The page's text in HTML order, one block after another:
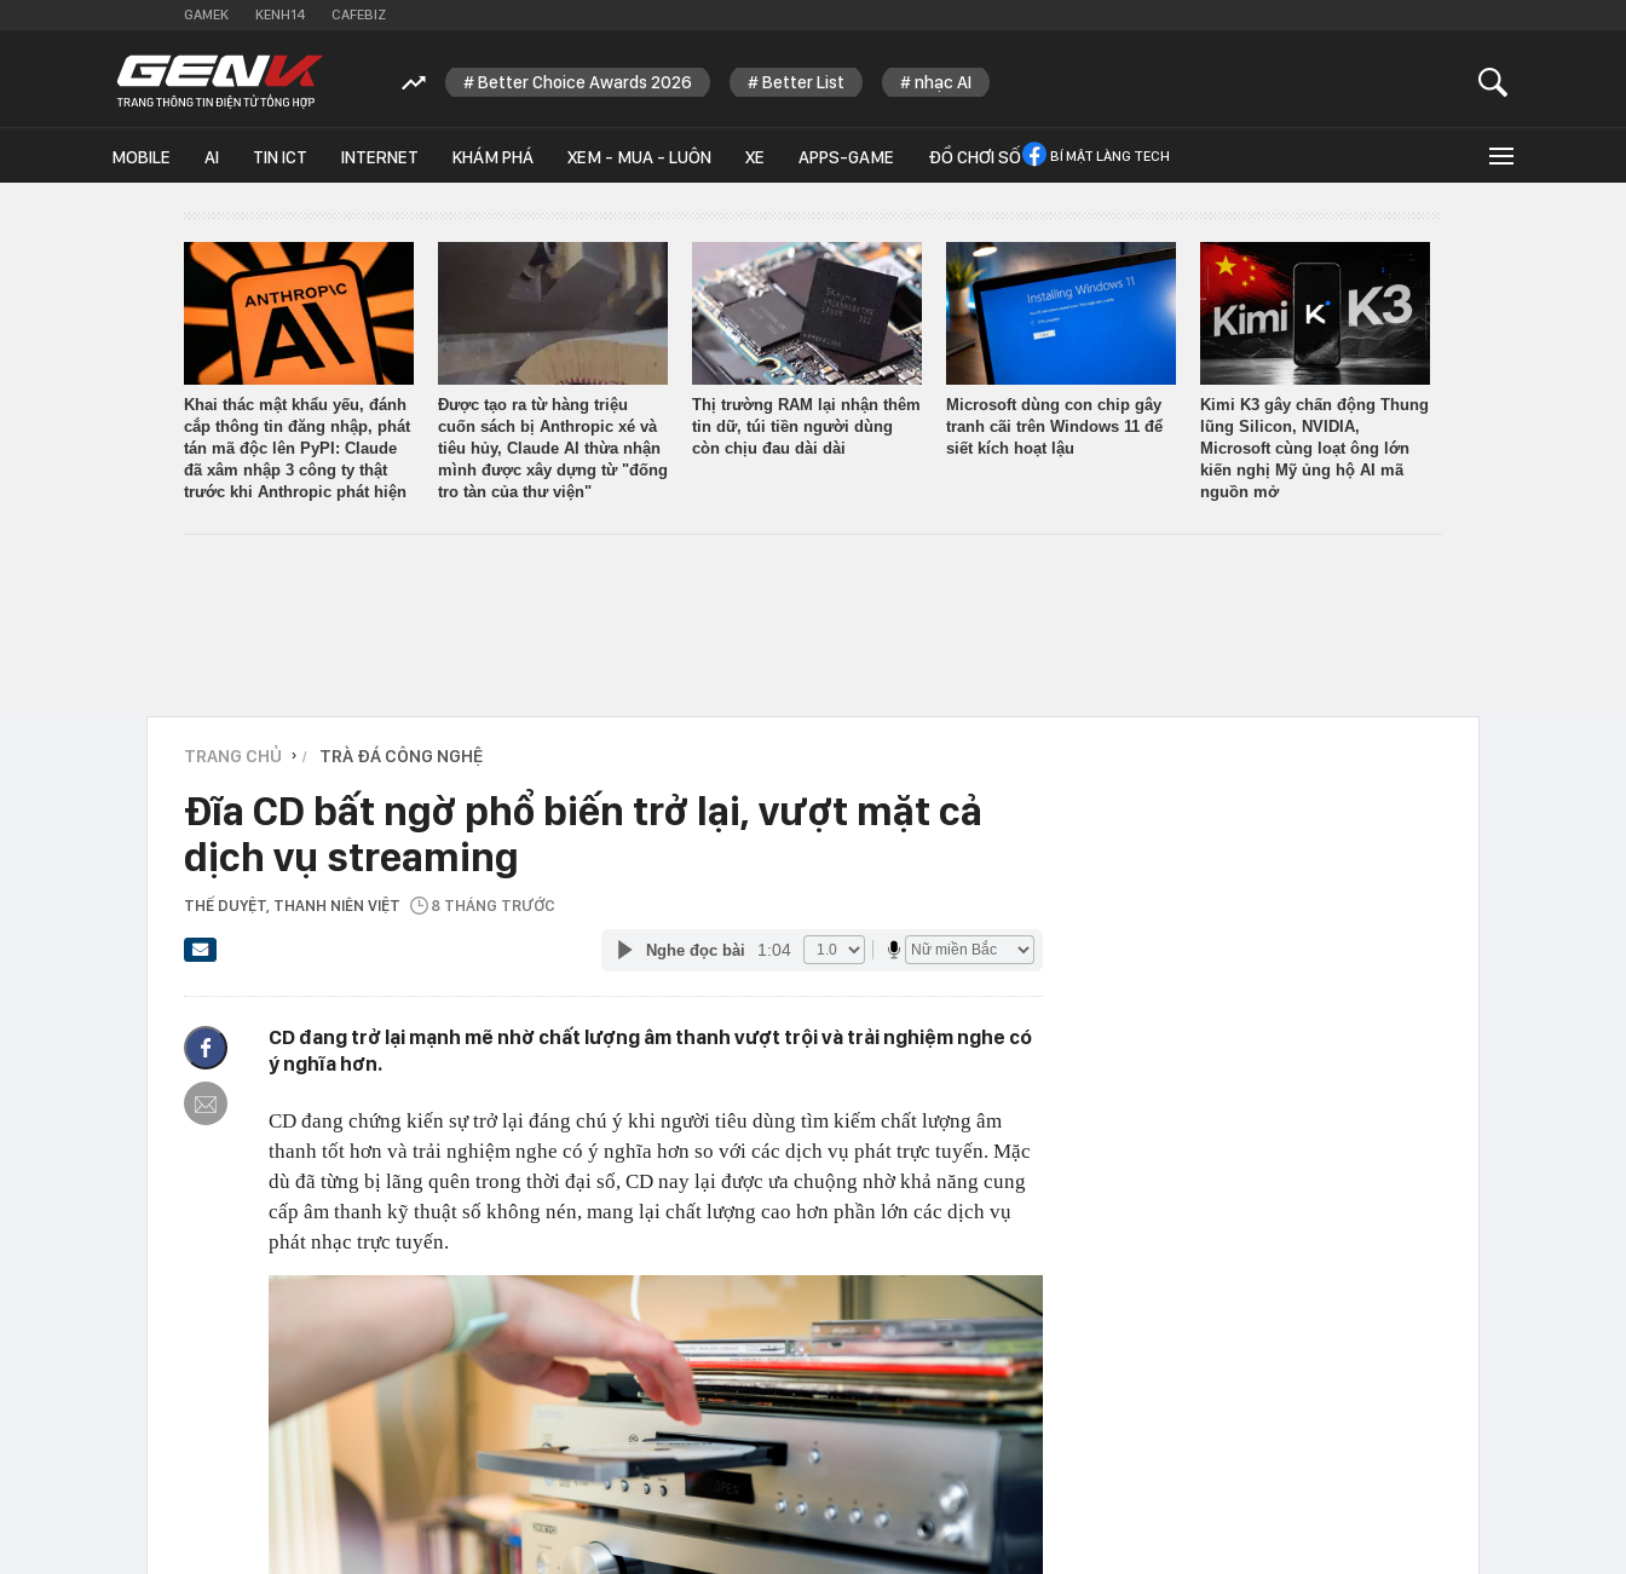
GAMEK KENH14 CAFEBIZ
Better Choice Awards 2026 Better List nhạc AI
MOBILE AI TIN ICT INTERNET KHÁM PHÁ XEM - MUA - LUÔN XE APPS-GAME ĐỒ CHƠI SỐ BÍ MẬT LÀNG TECH
Khai thác mật khẩu yếu, đánh
cắp thông tin đăng nhập, phát
tán mã độc lên PyPI: Claude
đã xâm nhập 3 công ty thật
trước khi Anthropic phát hiện
Được tạo ra từ hàng triệu
cuốn sách bị Anthropic xé và
tiêu hủy, Claude AI thừa nhận
mình được xây dựng từ "đống
tro tàn của thư viện"
Thị trường RAM lại nhận thêm
tin dữ, túi tiền người dùng
còn chịu đau dài dài
Microsoft dùng con chip gây
tranh cãi trên Windows 11 để
siết kích hoạt lậu
Kimi K3 gây chấn động Thung
lũng Silicon, NVIDIA,
Microsoft cùng loạt ông lớn
kiến nghị Mỹ ủng hộ AI mã
nguồn mở
TRANG CHỦ › TRÀ ĐÁ CÔNG NGHỆ
Đĩa CD bất ngờ phổ biến trở lại, vượt mặt cả
dịch vụ streaming
THẾ DUYỆT , THANH NIÊN VIỆT 8 THÁNG TRƯỚC
Nghe đọc bài 1:04
CD đang trở lại mạnh mẽ nhờ chất lượng âm thanh vượt trội và trải nghiệm nghe có
ý nghĩa hơn.
CD đang chứng kiến sự trở lại đáng chú ý khi người tiêu dùng tìm kiếm chất lượng âm
thanh tốt hơn và trải nghiệm nghe có ý nghĩa hơn so với các dịch vụ phát trực tuyến. Mặc
dù đã từng bị lãng quên trong thời đại số, CD nay lại được ưa chuộng nhờ khả năng cung
cấp âm thanh kỹ thuật số không nén, mang lại chất lượng cao hơn phần lớn các dịch vụ
phát nhạc trực tuyến.